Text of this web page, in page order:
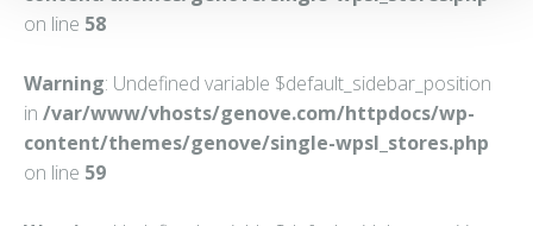
on line 58
Warning: Undefined variable $default_sidebar_position
in /var/www/vhosts/genove.com/httpdocs/wp-
content/themes/genove/single-wpsl_stores.php
on line 59